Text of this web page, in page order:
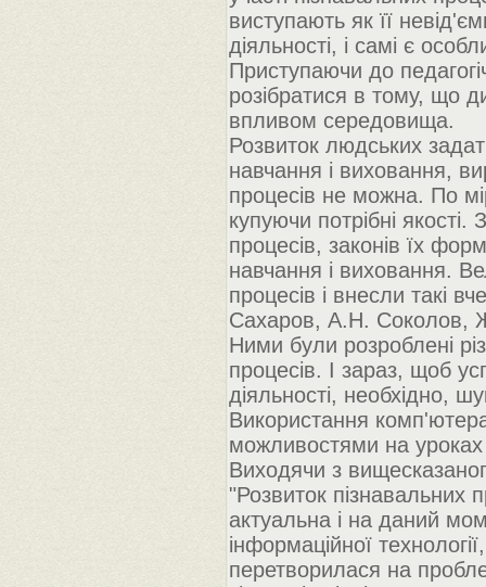
виступають як її
діяльності, і самі є
Приступаючи до
розібратися в тому, що
впливом середовища.
Розвиток людських
навчання і виховання,
процесів не можна. По
купуючи потрібні якості.
процесів, законів їх
навчання і виховання.
процесів і внесли такі
Сахаров, А.Н. Соколов,
Ними були розроблені
процесів. І зараз, щоб
діяльності, необхідно,
Використання
можливостями на
Виходячи з
"Розвиток
актуальна і на даний
інформаційної
перетворилася на